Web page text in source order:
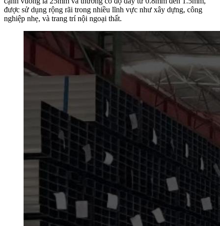
được sử dụng rộng rãi trong nhiều lĩnh vực như xây dựng, công
nghiệp nhẹ, và trang trí nội ngoại thất.